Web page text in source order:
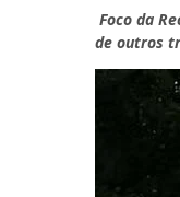
Foco da
de outros